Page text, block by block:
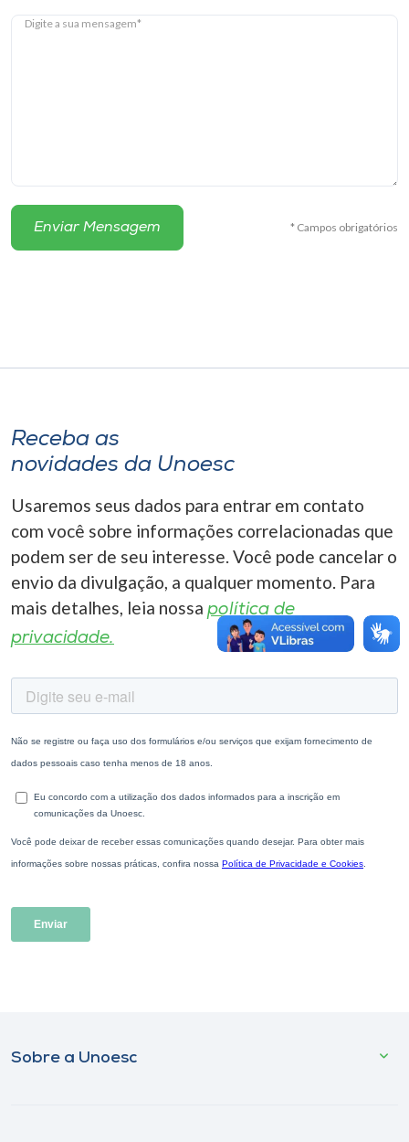
Cultura
Editora
Store
Selecione
o idioma
Digite a sua mensagem*
* Campos obrigatórios
Receba as
novidades da Unoesc
Usaremos seus dados para entrar em contato
com você sobre informações correlacionadas que
podem ser de seu interesse. Você pode cancelar o
envio da divulgação, a qualquer momento. Para
mais detalhes, leia nossa política de
privacidade.
Sobre a Unoesc